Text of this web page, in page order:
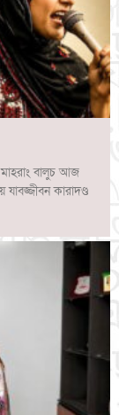
মাহরাং বালুচ আজ
যাবজ্জীবন কারাদণ্ড